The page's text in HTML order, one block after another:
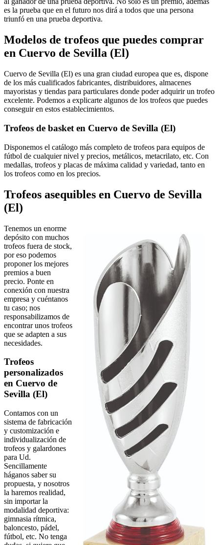
es la prueba que en el futuro nos dirá a todos que una persona
triunfó en una prueba deportiva.
Modelos de trofeos que puedes comprar
en Cuervo de Sevilla (El)
Cuervo de Sevilla (El) es una gran ciudad europea que es, dispone
de los más cualificados fabricantes, distribuidores, almacenes
mayoristas y tiendas para particulares donde poder adquirir un trofeo
excelente. Podemos a explicarte algunos de los trofeos que puedes
conseguir en estos establecimientos.
Trofeos de basket en Cuervo de Sevilla (El)
Disponemos el catálogo más completo de trofeos para equipos de
fútbol de cualquier nivel y precios, metálicos, metacrilato, etc. Con
medallas, trofeos y placas de máxima calidad y variedad, tanto en
los trofeos como en los precios.
Trofeos asequibles en Cuervo de Sevilla
(El)
Tenemos un enorme
depósito con muchos
trofeos fuera de stock,
por eso podemos
proponer los mejores
premios a buen
precio. Ponte en
conexión con nuestra
empresa y cuéntanos
tu caso; nos
responsabilizamos de
encontrar unos trofeos
que se adapten a sus
necesidades.
Trofeos
personalizados
en Cuervo de
Sevilla (El)
Contamos con un
sistema de fabricación
y customización e
individualización de
trofeos y galardones
para Ud.
Sencillamente
háganos saber su
propuesta, y nosotros
la haremos realidad,
sin importar la
modalidad deportiva:
gimnasia rítmica,
baloncesto, pádel,
fútbol, etc. No tenga